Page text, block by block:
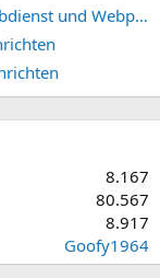
Synology DSM 7.2/7.3, Web Station 4, Webdienst und Webportal erstellen (ehemals vHost)
8.167
80.567
8.917
Goofy1964